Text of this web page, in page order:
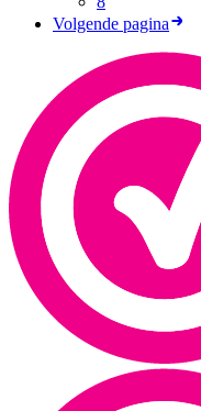
Volgende pagina